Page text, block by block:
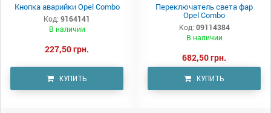
Кнопка аварийки Opel Combo
Код: 9164141
В наличии
227,50 грн.
КУПИТЬ
Переключатель света фар
Opel Combo
Код: 09114384
В наличии
682,50 грн.
КУПИТЬ